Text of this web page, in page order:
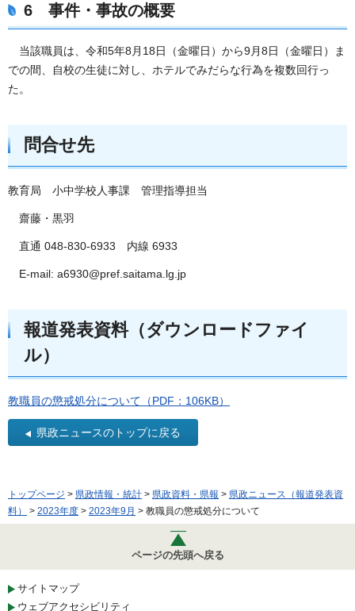
6 事件・事故の概要
当該職員は、令和5年8月18日（金曜日）から9月8日（金曜日）ま
での間、自校の生徒に対し、ホテルでみだらな行為を複数回行っ
た。
問合せ先
教育局 小中学校人事課 管理指導担当
齋藤・黒羽
直通 048-830-6933 内線 6933
E-mail: a6930@pref.saitama.lg.jp
報道発表資料（ダウンロードファイ
ル）
教職員の懲戒処分について（PDF：106KB）
県政ニュースのトップに戻る
トップページ > 県政情報・統計 > 県政資料・県報 > 県政ニュース（報道発表資
料）
> 2023年度 > 2023年9月 > 教職員の懲戒処分について
ページの先頭へ戻る
サイトマップ
ウェブアクセシビリティ